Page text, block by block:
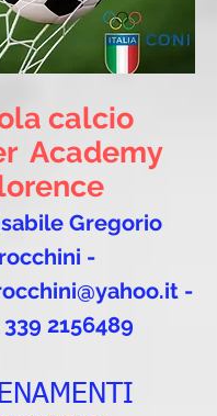
calcio
Academy
Gregorio
-
-
339 2156489